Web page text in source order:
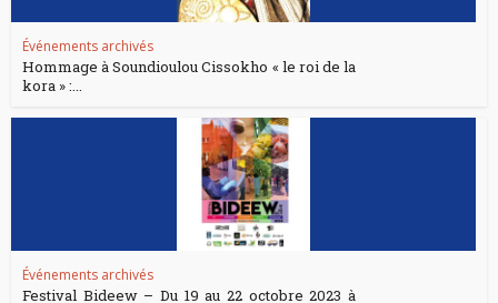
Événements archivés
Hommage à Soundioulou Cissokho « le roi de la
kora » :...
Événements archivés
Festival Bideew – Du 19 au 22 octobre 2023 à